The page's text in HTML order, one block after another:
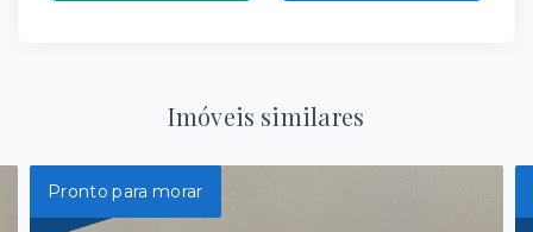
Imóveis similares
Pronto para morar